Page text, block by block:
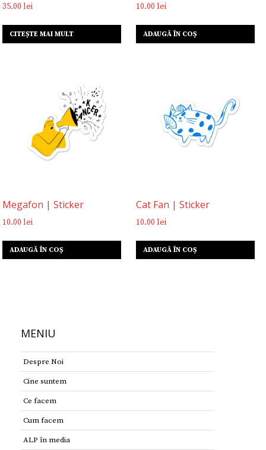
35.00lei
CITEȘTE MAI MULT
10.00 lei
ADAUGĂ ÎN COȘ
Megafon | Sticker
10.00lei
ADAUGĂ ÎN COȘ
Cat Fan | Sticker
10.00 lei
ADAUGĂ ÎN COȘ
MENIU
Despre Noi
Cine suntem
Ce facem
Cum facem
ALP în media